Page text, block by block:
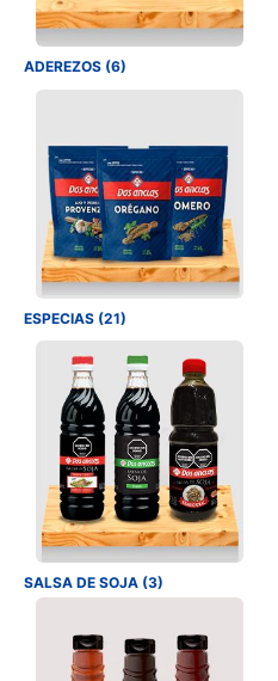
ADEREZOS (6)
ESPECIAS (21)
SALSA DE SOJA (3)